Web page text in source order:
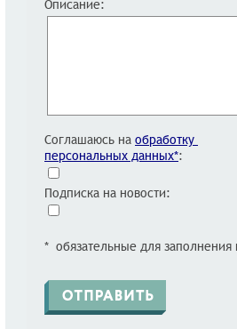
Описание:
Соглашаюсь на обработку
персональных данных*:
Подписка на новости:
* обязательные для заполнения